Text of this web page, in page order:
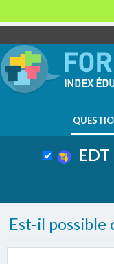
EDT
Est-il possible